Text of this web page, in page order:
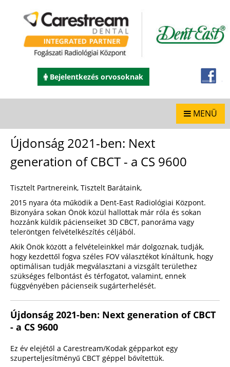
Bejelentkezés orvosoknak
MENÜ
Újdonság 2021-ben: Next
generation of CBCT - a CS 9600
Tisztelt Partnereink, Tisztelt Barátaink,
2015 nyara óta működik a Dent-East Radiológiai Központ.
Bizonyára sokan Önök közül hallottak már róla és sokan
hozzánk küldik pácienseiket 3D CBCT, panoráma vagy
teleröntgen felvételkészítés céljából.
Akik Önök között a felvételeinkkel már dolgoznak, tudják,
hogy kezdettől fogva széles FOV választékot kínáltunk, hogy
optimálisan tudják megválasztani a vizsgált területhez
szükséges felbontást és térfogatot, valamint, ennek
függvényében pácienseik sugárterhelését.
Újdonság 2021-ben: Next generation of CBCT
- a CS 9600
Ez év elejétől a Carestream/Kodak gépparkot egy
szuperteljesítményű CBCT géppel bővítettük.